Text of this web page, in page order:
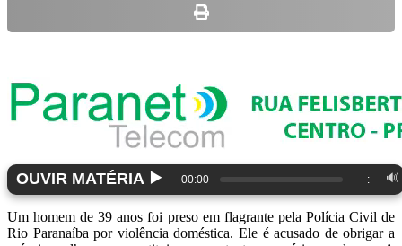
OUVIR MATÉRIA ▶️ 00:00 --:-- 🔊
Um homem de 39 anos foi preso em flagrante pela Polícia Civil de
Rio Paranaíba por violência doméstica. Ele é acusado de obrigar a